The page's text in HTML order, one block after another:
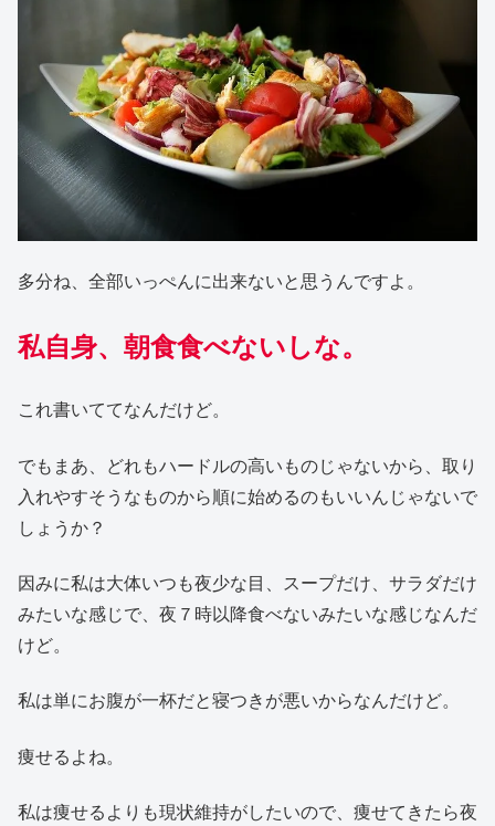
多分ね、全部いっぺんに出来ないと思うんですよ。
私自身、朝食食べないしな。
これ書いててなんだけど。
でもまあ、どれもハードルの高いものじゃないから、取り
入れやすそうなものから順に始めるのもいいんじゃないで
しょうか？
因みに私は大体いつも夜少な目、スープだけ、サラダだけ
みたいな感じで、夜７時以降食べないみたいな感じなんだ
けど。
私は単にお腹が一杯だと寝つきが悪いからなんだけど。
痩せるよね。
私は痩せるよりも現状維持がしたいので、痩せてきたら夜